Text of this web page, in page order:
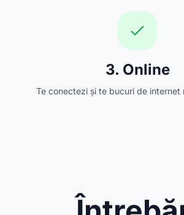
3. Online
Te conectezi și te bucuri de internet